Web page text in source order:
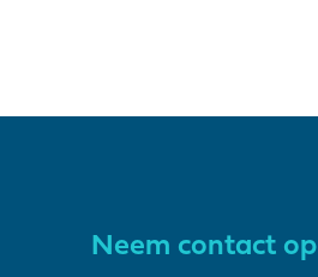
Neem contact op